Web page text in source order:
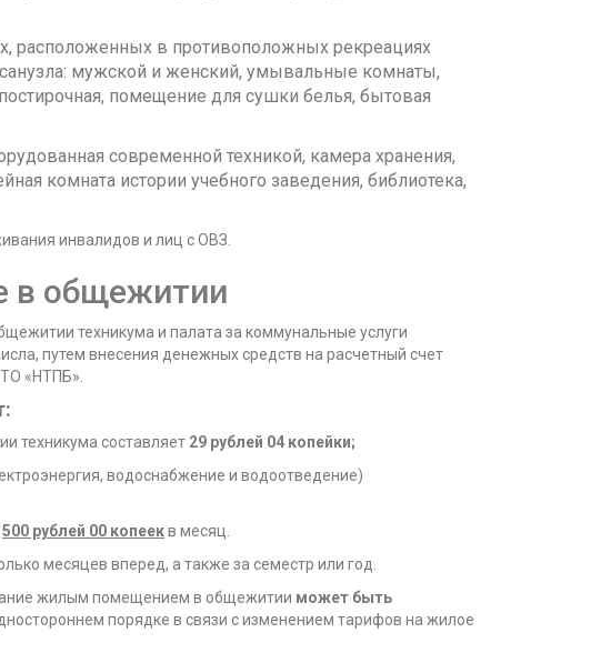
в противоположных рекреациях
мужской и женский, умывальные комнаты,
помещение для сушки белья, бытовая
современной техникой, камера хранения,
комната истории учебного заведения, библиотека,
инвалидов и лиц с ОВЗ.
в общежитии
техникума и палата за коммунальные услуги
путем внесения денежных средств на расчетный счет
«НТПБ».
техникума составляет 29 рублей 04 копейки;
водоснабжение и водоотведение)
500 рублей 00 копеекв месяц.
месяцев вперед, а также за семестр или год.
жилым помещением в общежитии может быть
порядке в связи с изменением тарифов на жилое